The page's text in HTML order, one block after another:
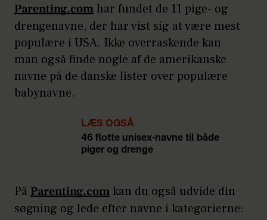
Parenting.com har fundet de 11 pige- og
drengenavne, der har vist sig at være mest
populære i USA. Ikke overraskende kan
man også finde nogle af de amerikanske
navne på de danske lister over populære
babynavne.
LÆS OGSÅ
46 flotte unisex-navne til både
piger og drenge
På Parenting.com kan du også udvide din
søgning og lede efter navne i kategorierne: